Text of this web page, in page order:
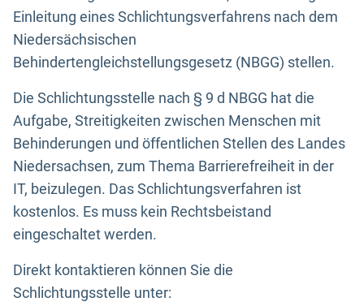
Einleitung eines Schlichtungsverfahrens nach dem
Niedersächsischen
Behindertengleichstellungsgesetz (NBGG) stellen.
Die Schlichtungsstelle nach § 9 d NBGG hat die
Aufgabe, Streitigkeiten zwischen Menschen mit
Behinderungen und öffentlichen Stellen des Landes
Niedersachsen, zum Thema Barrierefreiheit in der
IT, beizulegen. Das Schlichtungsverfahren ist
kostenlos. Es muss kein Rechtsbeistand
eingeschaltet werden.
Direkt kontaktieren können Sie die
Schlichtungsstelle unter: